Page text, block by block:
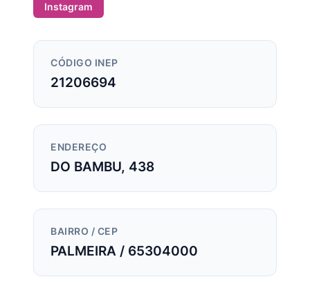
Instagram
CÓDIGO INEP
21206694
ENDEREÇO
DO BAMBU, 438
BAIRRO / CEP
PALMEIRA / 65304000